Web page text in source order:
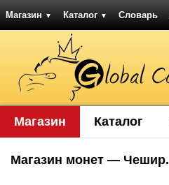
Магазин ▼ Каталог ▼ Словарь
Магазин Каталог
Магазин монет — Чешир.